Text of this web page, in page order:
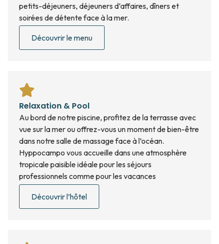
petits-déjeuners, déjeuners d’affaires, dîners et
soirées de détente face à la mer.
Découvrir le menu
Relaxation & Pool
Au bord de notre piscine, profitez de la terrasse avec
vue sur la mer ou offrez-vous un moment de bien-être
dans notre salle de massage face à l’océan.
Hyppocampo vous accueille dans une atmosphère
tropicale paisible idéale pour les séjours
professionnels comme pour les vacances
Découvrir l’hôtel